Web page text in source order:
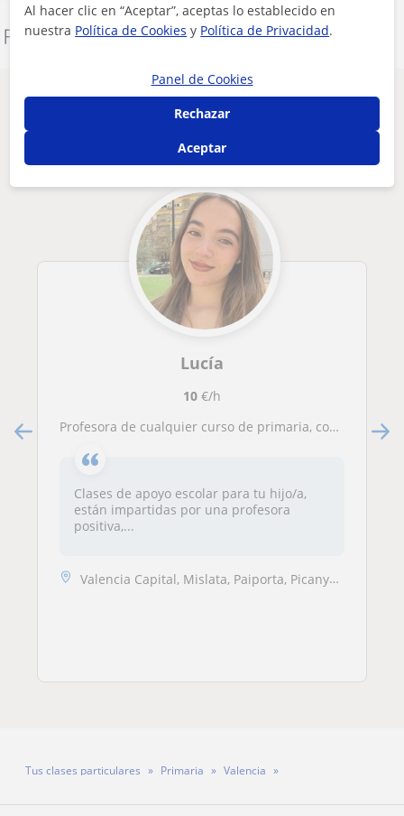
Denunciar este perfil
Otros profesores de Primaria en Valencia
que pueden interesarte
Lucía
10€/h
Profesora de cualquier curso de primaria, conocimientos de la asignatura que desee a domicilio
Clases de apoyo escolar para tu hijo/a,
están impartidas por una profesora
positiva,...
Valencia Capital, Mislata, Paiporta, Picanya, Xirivella
Tus clases particulares Primaria
Valencia
Al hacer clic en “Aceptar”, aceptas lo establecido en
nuestra Política de Cookies y Política de Privacidad.
Panel de Cookies
Rechazar
Aceptar